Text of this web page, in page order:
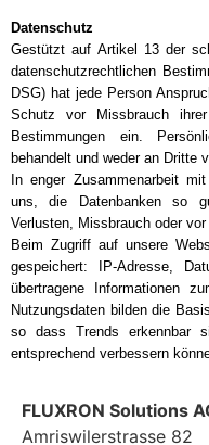
Datenschutz
Gestützt auf Artikel 13 der
datenschutzrechtlichen
DSG) hat jede Person
Schutz vor Missbrauch
Bestimmungen ein.
behandelt und weder an Dritte
In enger Zusammenarbeit
uns, die Datenbanken so
Verlusten, Missbrauch oder
Beim Zugriff auf unsere
gespeichert: IP-Adresse,
übertragene Informationen
Nutzungsdaten bilden die
so dass Trends erkennbar
entsprechend verbessern
FLUXRON Solutions
Amriswilerstrasse 82